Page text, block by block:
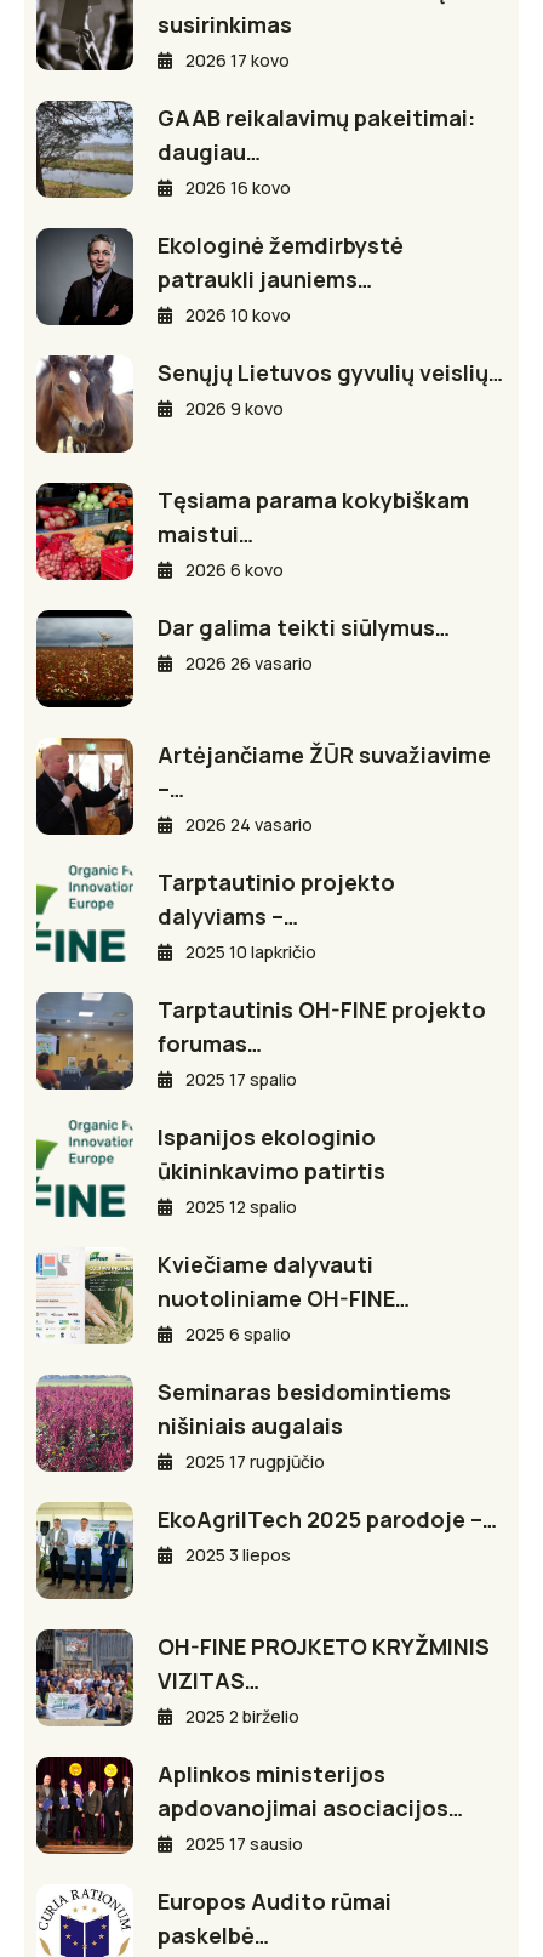
susirinkimas
2026 17 kovo
GAAB reikalavimų pakeitimai:
daugiau…
2026 16 kovo
Ekologinė žemdirbystė
patraukli jauniems…
2026 10 kovo
Senųjų Lietuvos gyvulių veislių…
2026 9 kovo
Tęsiama parama kokybiškam
maistui…
2026 6 kovo
Dar galima teikti siūlymus…
2026 26 vasario
Artėjančiame ŽŪR suvažiavime
–…
2026 24 vasario
Tarptautinio projekto
dalyviams –…
2025 10 lapkričio
Tarptautinis OH-FINE projekto
forumas…
2025 17 spalio
Ispanijos ekologinio
ūkininkavimo patirtis
2025 12 spalio
Kviečiame dalyvauti
nuotoliniame OH-FINE…
2025 6 spalio
Seminaras besidomintiems
nišiniais augalais
2025 17 rugpjūčio
EkoAgriITech 2025 parodoje –…
2025 3 liepos
OH-FINE PROJKETO KRYŽMINIS
VIZITAS…
2025 2 birželio
Aplinkos ministerijos
apdovanojimai asociacijos…
2025 17 sausio
Europos Audito rūmai
paskelbė…